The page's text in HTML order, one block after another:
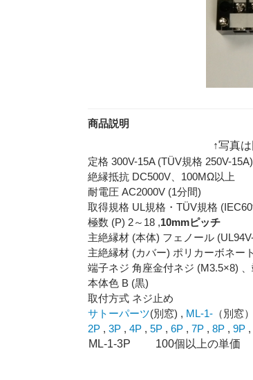
商品説明
↑写真
定格 300V-15A (TÜV規格 250V-15A)
絶縁抵抗 DC500V、100MΩ以上
耐電圧 AC2000V (1分間)
取得規格 UL規格・TÜV規格
極数 (P) 2～18 ,10mmピッチ
主絶縁材 (本体) フェノール
主絶縁材 (カバー) ポリカーボネー
端子ネジ 角座金付ネジ (M3.5×8)
本体色 B (黒)
取付方式 ネジ止め
サトーパーツ(別窓) , ML-1- （別窓
2P , 3P , 4P , 5P , 6P , 7P , 8P , 9P ,
ML-1-3P 100個以上の単価